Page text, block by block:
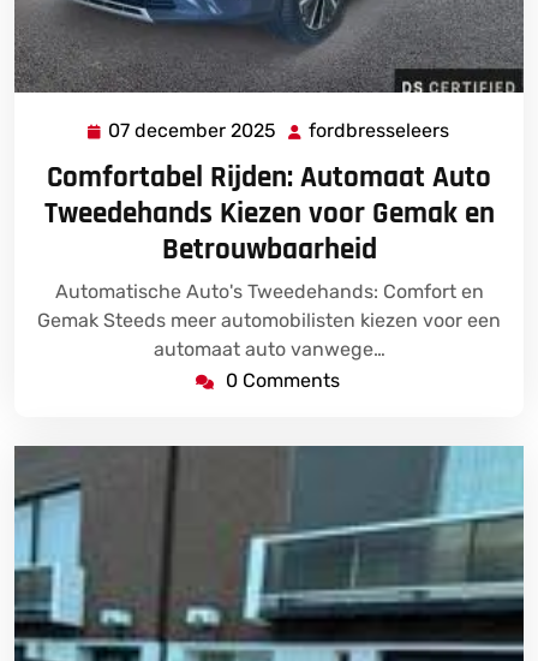
07 december 2025 07
2025
fordbresseleers
Comfortabel Rijden: Automaat Auto
Tweedehands Kiezen voor Gemak en
Betrouwbaarheid
Automatische Auto's Tweedehands: Comfort en
Gemak Steeds meer automobilisten kiezen voor een
automaat auto vanwege…
0 Comments